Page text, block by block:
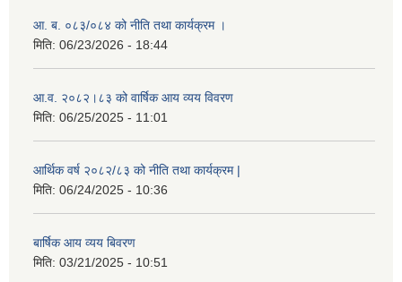
आ. ब. ०८३/०८४ को नीति तथा कार्यक्रम ।
मिति: 06/23/2026 - 18:44
आ.व. २०८२।८३ को वार्षिक आय व्यय विवरण
मिति: 06/25/2025 - 11:01
आर्थिक वर्ष २०८२/८३ को नीति तथा कार्यक्रम |
मिति: 06/24/2025 - 10:36
बार्षिक आय व्यय बिवरण
मिति: 03/21/2025 - 10:51